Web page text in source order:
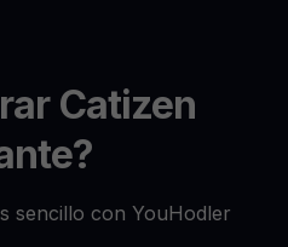
Catizen
sencillo con YouHodler